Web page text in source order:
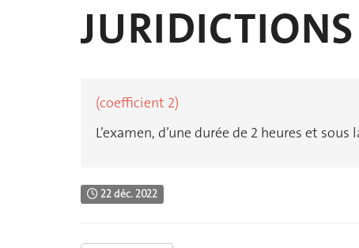
JURIDICTIONS
(coefficient 2)
L’examen, d’une durée de 2 heures et
22 déc. 2022